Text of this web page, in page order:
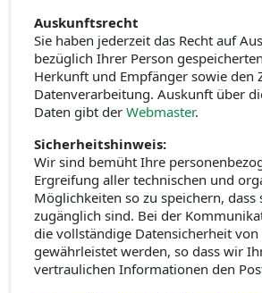
Auskunftsrecht
Sie haben jederzeit das Recht auf
bezüglich Ihrer Person
Herkunft und Empfänger sowie den
Datenverarbeitung. Auskunft über
Daten gibt der Webmaster.
Sicherheitshinweis:
Wir sind bemüht Ihre
Ergreifung aller technischen und
Möglichkeiten so zu speichern,
zugänglich sind. Bei der
die vollständige Datensicherheit
gewährleistet werden, so dass wir
vertraulichen Informationen den